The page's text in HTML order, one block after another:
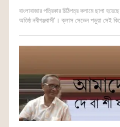
বাংলাবাজার পত্রিকার চিঠিপত্র কলামে ছাপা
অতিষ্ঠ নবীগঞ্জবাসী’। ক্লাস সেভেন পড়ুয়া সেই